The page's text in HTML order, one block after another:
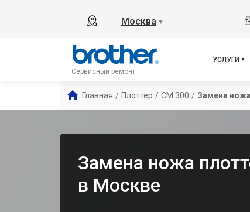
Москва ▼
Сервисный ремонт
УСЛУГИ
Главная / Плоттер / CM 300 / Замена ножа
Замена ножа
в Москве